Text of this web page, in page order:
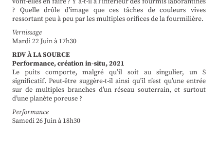
? Quelle drôle d’image que ces tâches de couleurs vives
ressortant peu à peu par les multiples orifices de la fourmilière.
Vernissage
Mardi 22 Juin à 17h30
RDV À LA SOURCE
Performance, création in-situ, 2021
Le puits comporte, malgré qu’il soit au singulier, un S
significatif. Peut-être suggère-t-il ainsi qu’il n’est qu’une entrée
sur de multiples branches d’un réseau souterrain, et surtout
d’une planète poreuse ?
Performance
Samedi 26 Juin à 18h30